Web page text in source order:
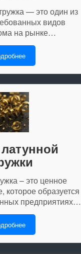
— это один из
видов
на рынке…
– это ценное
которое образуется
предприятиях…